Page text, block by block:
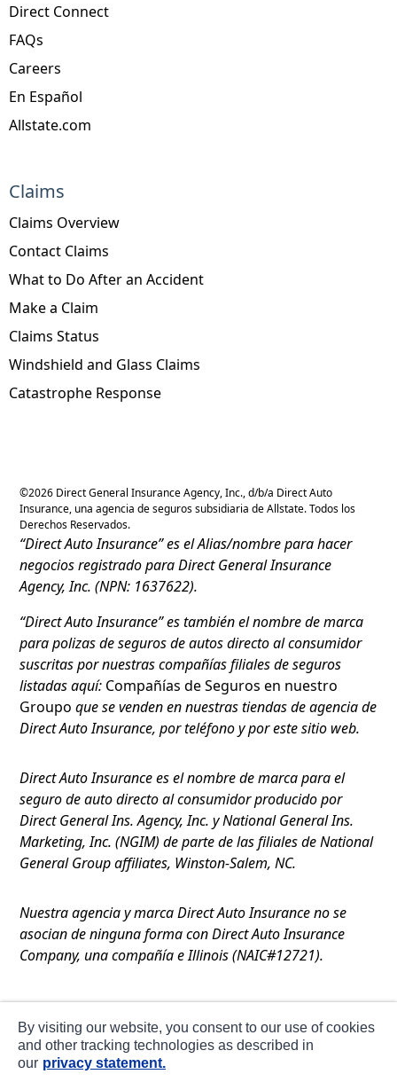
Direct Connect
FAQs
Careers
En Español
Allstate.com
Claims
Claims Overview
Contact Claims
What to Do After an Accident
Make a Claim
Claims Status
Windshield and Glass Claims
Catastrophe Response
©2026 Direct General Insurance Agency, Inc., d/b/a Direct Auto
Insurance, una agencia de seguros subsidiaria de Allstate. Todos los
Derechos Reservados.
“Direct Auto Insurance” es el Alias/nombre para hacer
negocios registrado para Direct General Insurance
Agency, Inc. (NPN: 1637622).
“Direct Auto Insurance” es también el nombre de marca
para polizas de seguros de autos directo al consumidor
suscritas por nuestras compañías filiales de seguros
listadas aquí: Compañías de Seguros en nuestro
Groupo que se venden en nuestras tiendas de agencia de
Direct Auto Insurance, por teléfono y por este sitio web.
Direct Auto Insurance es el nombre de marca para el
seguro de auto directo al consumidor producido por
Direct General Ins. Agency, Inc. y National General Ins.
Marketing, Inc. (NGIM) de parte de las filiales de National
General Group affiliates, Winston-Salem, NC.
Nuestra agencia y marca Direct Auto Insurance no se
asocian de ninguna forma con Direct Auto Insurance
Company, una compañía e Illinois (NAIC#12721).
Privacidad
By visiting our website, you consent to our use of cookies
and other tracking technologies as described in
our privacy statement.